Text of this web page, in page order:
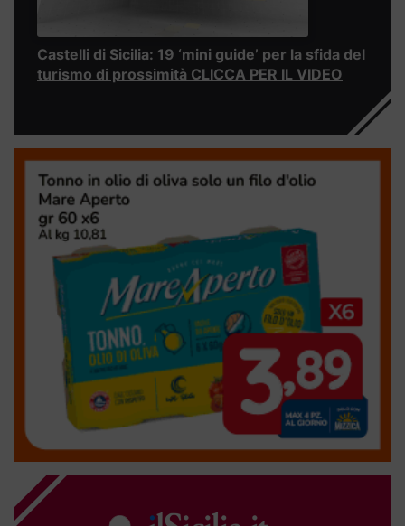
Castelli di Sicilia: 19 ‘mini guide’ per la sfida del
turismo di prossimità CLICCA PER IL VIDEO